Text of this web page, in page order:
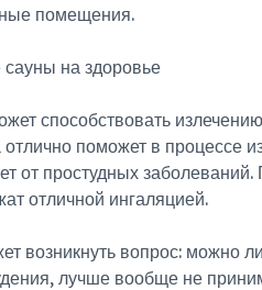
помещения.
на здоровье
способствовать
поможет в процессе
от простудных
отличной ингаляцией.
возникнуть вопрос: можно
лучше вообще не